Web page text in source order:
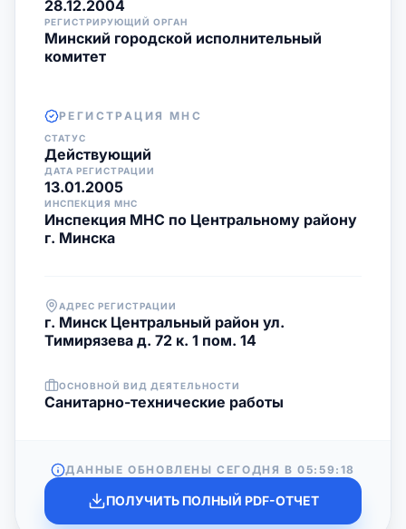
28.12.2004
РЕГИСТРИРУЮЩИЙ ОРГАН
Минский городской исполнительный
комитет
РЕГИСТРАЦИЯ МНС
СТАТУС
Действующий
ДАТА РЕГИСТРАЦИИ
13.01.2005
ИНСПЕКЦИЯ МНС
Инспекция МНС по Центральному району
г. Минска
АДРЕС РЕГИСТРАЦИИ
г. Минск Центральный район ул.
Тимирязева д. 72 к. 1 пом. 14
ОСНОВНОЙ ВИД ДЕЯТЕЛЬНОСТИ
Санитарно-технические работы
ДАННЫЕ ОБНОВЛЕНЫ СЕГОДНЯ В05:59:18
ПОЛУЧИТЬ ПОЛНЫЙ PDF-ОТЧЕТ